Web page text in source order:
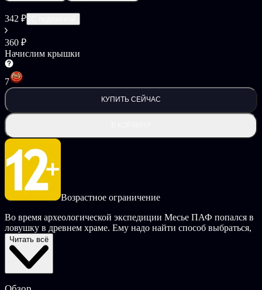
342 ₽
360 ₽
Начислим крышки
7
КУПИТЬ СЕЙЧАС
Возрастное ограничение
Во время археологической экспедиции Месье ПАФ попался в
ловушку в древнем храме. Ему надо найти способ выбраться,
решая головоломки, оставленные забытой цивилизацией.
Невероятное путешествие Месье ПАФА — смесь платформера
и изометрической головоломки. Схожая по механике с
Читать всё